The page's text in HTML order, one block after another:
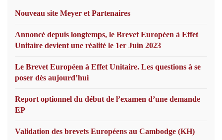
Nouveau site Meyer et Partenaires
Annoncé depuis longtemps, le Brevet Européen à Effet
Unitaire devient une réalité le 1er Juin 2023
Le Brevet Européen à Effet Unitaire. Les questions à se
poser dès aujourd’hui
Report optionnel du début de l’examen d’une demande
EP
Validation des brevets Européens au Cambodge (KH)